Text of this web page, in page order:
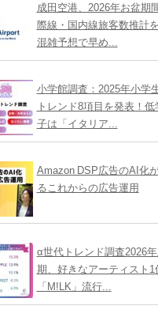
成田空港、2026年お盆期
際線・国内線旅客数推計
混雑予想で早め...
小学館調査：2025年小学
トレンド8項目を発表！低
子は「イタリア...
Amazon DSP広告のAI化
るこれからの広告運用
α世代トレンド調査2026
期、好きなアーティスト1
「M!LK」流行...